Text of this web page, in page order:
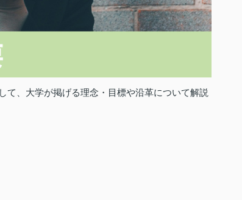
て、大学が掲げる理念・目標や沿革について解説